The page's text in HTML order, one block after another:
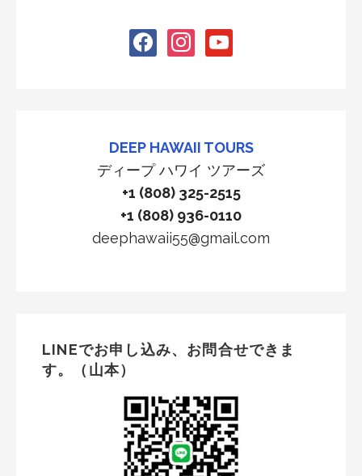
facebookinstagramyoutube
DEEP HAWAII TOURS
ディープ ハワイ ツアーズ
+1 (808) 325-2515
+1 (808) 936-0110
deephawaii55@gmail.com
LINEでお申し込み、お問合せできま
す。（山本）